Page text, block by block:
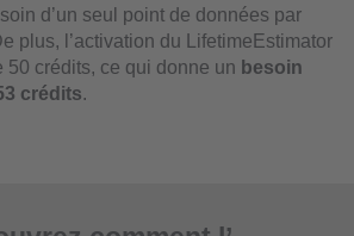
d’un seul point de données par
plus, l’activation du LifetimeEstimator
50 crédits, ce qui donne un besoin
crédits.